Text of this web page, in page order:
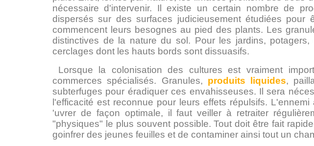
nécessaire d'intervenir. Il existe un certain nombre de
dispersés sur des surfaces judicieusement étudiées
commencent leurs besognes au pied des plants. Les
distinctives de la nature du sol. Pour les jardins, potagers,
cerclages dont les hauts bords sont dissuasifs.
Lorsque la colonisation des cultures est vraiment
commerces spécialisés. Granules, produits liquides,
subterfuges pour éradiquer ces envahisseuses. Il sera
l'efficacité est reconnue pour leurs effets répulsifs.
'uvrer de façon optimale, il faut veiller à retraiter
"physiques" le plus souvent possible. Tout doit être fait
goinfrer des jeunes feuilles et de contaminer ainsi tout un